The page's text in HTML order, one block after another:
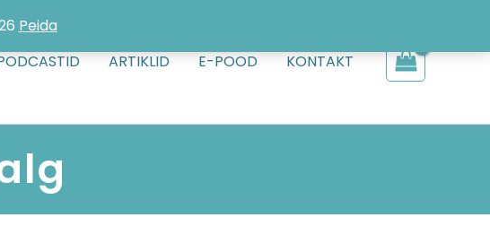
Peida
ARTIKLID E-POOD KONTAKT